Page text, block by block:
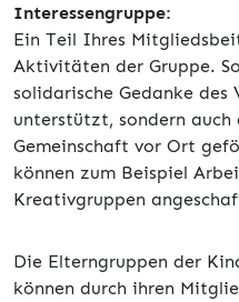
Interessengruppe:
Ein Teil Ihres
Aktivitäten der Gruppe.
solidarische Gedanke des
unterstützt, sondern
Gemeinschaft vor Ort
können zum Beispiel
Kreativgruppen
Die Elterngruppen der
können durch ihren